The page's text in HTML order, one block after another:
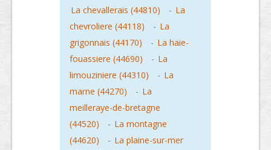
La chevallerais (44810)
- La
chevroliere (44118)
- La
grigonnais (44170)
- La haie-
fouassiere (44690)
- La
limouziniere (44310)
- La
marne (44270)
- La
meilleraye-de-bretagne
(44520)
- La montagne
(44620)
- La plaine-sur-mer